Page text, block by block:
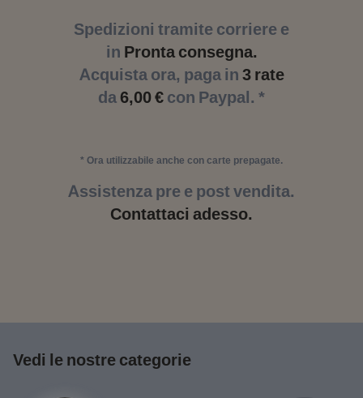
Spedizioni tramite corriere e
in Pronta consegna.
Acquista ora, paga in 3 rate
da6,00 € con Paypal. *
* Ora utilizzabile anche con carte prepagate.
Assistenza pre e post vendita.
Contattaci adesso.
Vedi le nostre categorie